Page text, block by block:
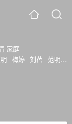
家庭
梅婷 刘蓓 范明